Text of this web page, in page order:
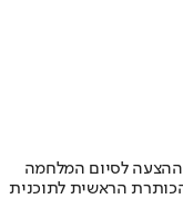
ההצעה לסיום המלחמה
הראשית לתוכנית